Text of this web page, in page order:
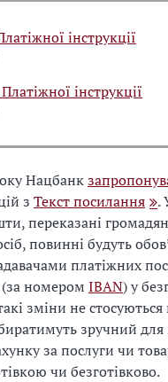
інструкції
інструкції
Нацбанк
з Текст посилання
.
переказані
повинні будуть
платіжних
(за номером IBAN) у
зміни не
зручний
за послуги чи
чи безготівково.